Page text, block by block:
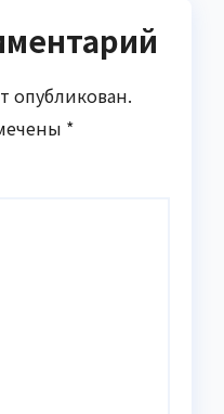
опубликован.
*